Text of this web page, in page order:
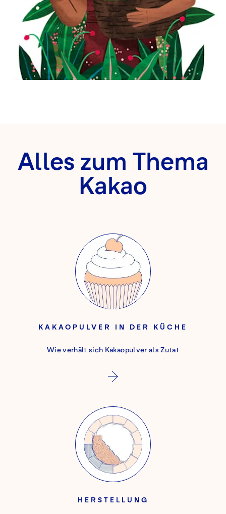
Alles zum Thema
Kakao
KAKAOPULVER IN DER KÜCHE
Wie verhält sich Kakaopulver als Zutat
HERSTELLUNG